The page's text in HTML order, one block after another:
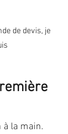
de devis, je
à la main.